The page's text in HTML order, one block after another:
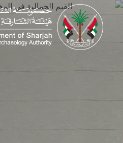
Skip to main